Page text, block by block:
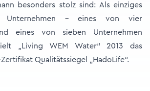
besonders stolz sind: Als einziges
Unternehmen - eines von vier
eines von sieben Unternehmen
„Living WEM Water“ 2013 das
Qualitätssiegel „HadoLife“.